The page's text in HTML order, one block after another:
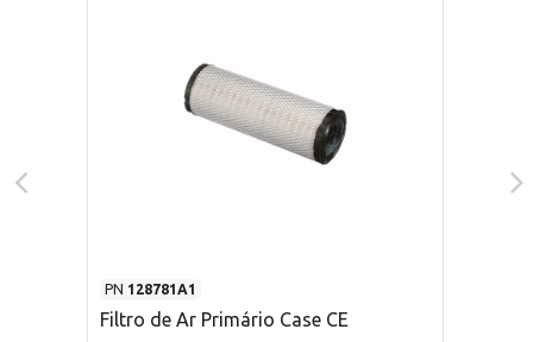
PN 128781A1
Filtro de Ar Primário Case CE